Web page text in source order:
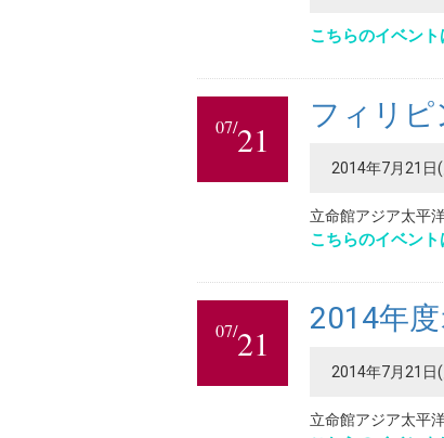
こちらのイベント
07/21
フィリピ
2014年7月21日
立命館アジア太平
こちらのイベント
07/21
2014年
2014年7月21日
立命館アジア太平